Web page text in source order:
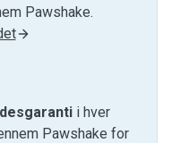
Pawshake.
i hver
Pawshake for